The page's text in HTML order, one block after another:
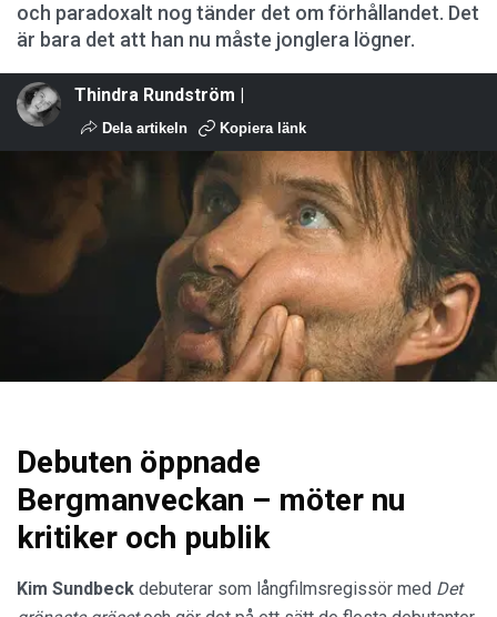
och paradoxalt nog tänder det om förhållandet. Det
är bara det att han nu måste jonglera lögner.
Thindra Rundström |
Dela artikeln Kopiera länk
Debuten öppnade
Bergmanveckan – möter nu
kritiker och publik
Kim Sundbeck debuterar som långfilmsregissör med Det